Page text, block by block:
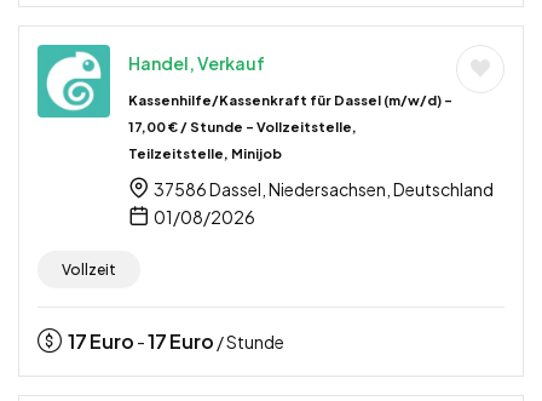
Handel, Verkauf
Kassenhilfe/Kassenkraft für Dassel (m/w/d) –
17,00 € / Stunde – Vollzeitstelle,
Teilzeitstelle, Minijob
37586 Dassel, Niedersachsen, Deutschland
01/08/2026
Vollzeit
17Euro -17Euro / Stunde